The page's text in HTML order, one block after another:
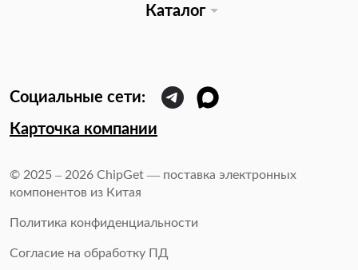
Каталог
Карточка компании
© 2025 – 2026 ChipGet — поставка электронных
компонентов из Китая
Политика конфиденциальности
Согласие на обработку ПД